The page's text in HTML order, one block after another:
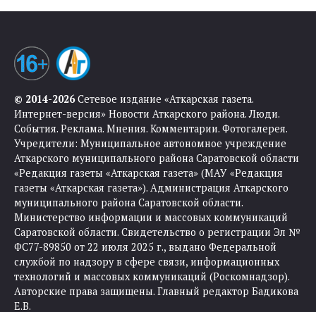
© 2014-2026Сетевое издание «Аткарская газета.
Интернет-версия» Новости Аткарского района. Люди.
События. Реклама. Мнения. Комментарии. Фотогалерея.
Учредители: Муниципальное автономное учреждение
Аткарского муниципального района Саратовской области
«Редакция газеты «Аткарская газета» (МАУ «Редакция
газеты «Аткарская газета»). Администрация Аткарского
муниципального района Саратовской области.
Министерство информации и массовых коммуникаций
Саратовской области. Свидетельство о регистрации Эл №
ФС77-89850 от 22 июля 2025 г., выдано Федеральной
службой по надзору в сфере связи, информационных
технологий и массовых коммуникаций (Роскомнадзор).
Авторские права защищены. Главный редактор Бадикова
Е.В.